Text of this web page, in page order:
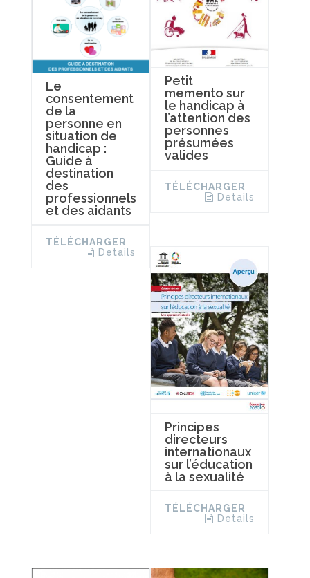
Le
consentement
de la
personne en
situation de
handicap :
Guide à
destination
des
professionnels
et des aidants
TÉLÉCHARGER
Details
Petit
memento sur
le handicap à
l’attention des
personnes
présumées
valides
TÉLÉCHARGER
Details
Principes
directeurs
internationaux
sur l’éducation
à la sexualité
TÉLÉCHARGER
Details